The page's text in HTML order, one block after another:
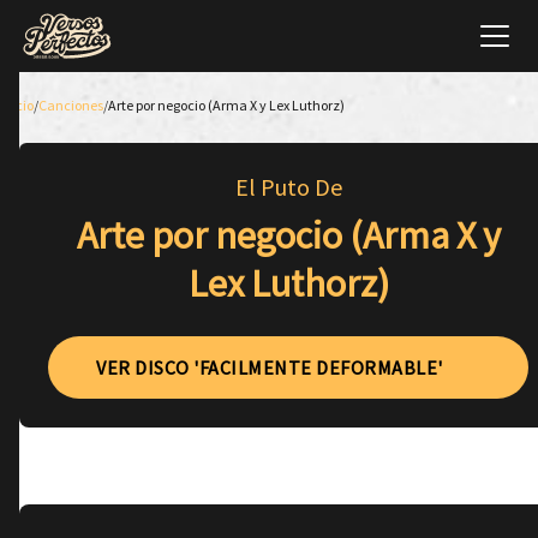
Inicio/Canciones/Arte por negocio (Arma X y Lex Luthorz)
El Puto De
Arte por negocio (Arma X y
Lex Luthorz)
VER DISCO 'FACILMENTE DEFORMABLE'